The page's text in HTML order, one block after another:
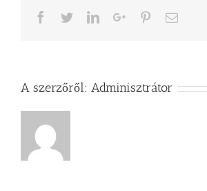
Facebook
TwitterLinkedInGoogle+PinterestEmail
A szerzőről: Adminisztrátor